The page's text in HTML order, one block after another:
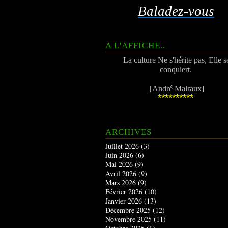
Baladez-vous
A L'AFFICHE..
La culture Ne s'hérite pas, Elle
conquiert.
[André Malraux]
**********
ARCHIVES
Juillet 2026 (3)
Juin 2026 (6)
Mai 2026 (9)
Avril 2026 (9)
Mars 2026 (9)
Février 2026 (10)
Janvier 2026 (13)
Décembre 2025 (12)
Novembre 2025 (11)